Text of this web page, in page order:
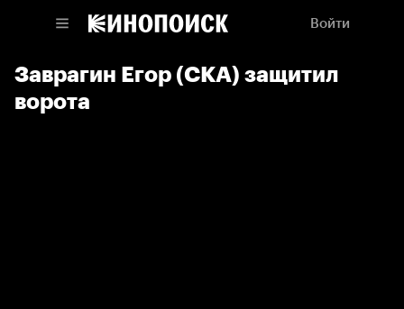
Войти
Заврагин Егор (СКА) защитил
ворота